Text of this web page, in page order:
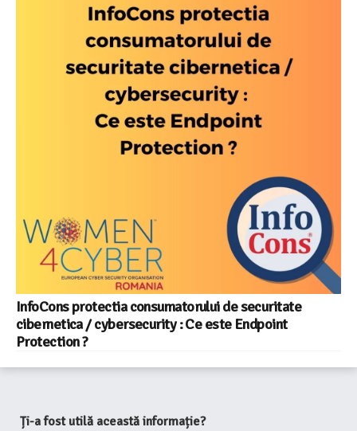
InfoCons protectia consumatorului de securitate
cibernetica / cybersecurity : Ce este Endpoint
Protection ?
Ți-a fost utilă această informație?